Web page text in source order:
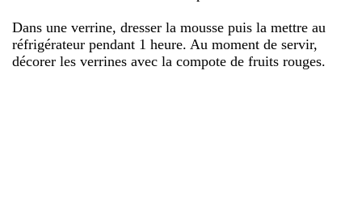
Dans une verrine, dresser la mousse puis la mettre au
réfrigérateur pendant 1 heure. Au moment de servir,
décorer les verrines avec la compote de fruits rouges.